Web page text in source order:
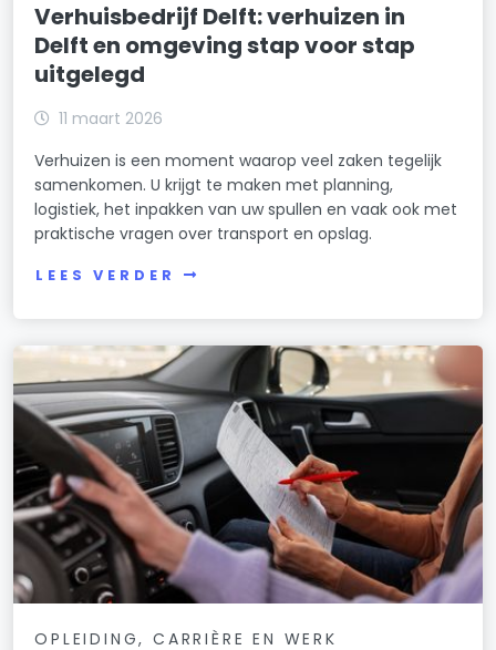
Verhuisbedrijf Delft: verhuizen in
Delft en omgeving stap voor stap
uitgelegd
11 maart 2026
Verhuizen is een moment waarop veel zaken tegelijk
samenkomen. U krijgt te maken met planning,
logistiek, het inpakken van uw spullen en vaak ook met
praktische vragen over transport en opslag.
LEES VERDER
OPLEIDING, CARRIÈRE EN WERK